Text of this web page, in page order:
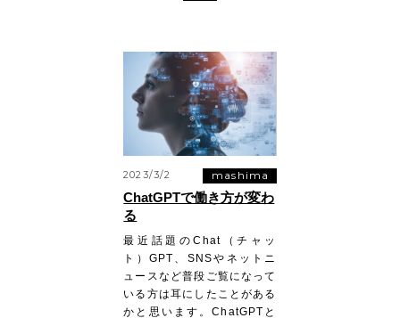
2023/3/2 mashima
ChatGPTで働き方が変わ
る
最近話題のChat（チャッ
ト）GPT、SNSやネットニ
ュースなど普段ご覧になって
いる方は耳にしたことがある
かと思います。ChatGPTと